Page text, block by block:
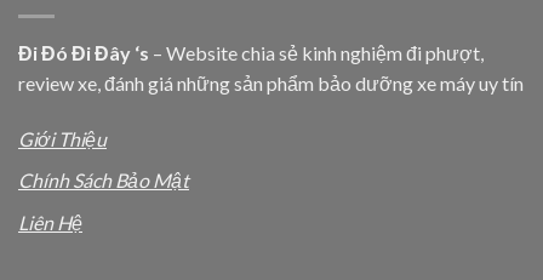
Đi Đó Đi Đây ‘s – Website chia sẻ kinh nghiệm đi phượt,
review xe, đánh giá những sản phẩm bảo dưỡng xe máy uy tín
Giới Thiệu
Chính Sách Bảo Mật
Liên Hệ